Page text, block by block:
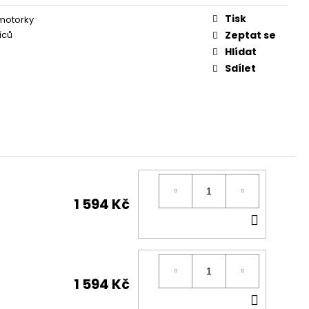
Tisk
Zeptat se
Hlídat
Sdílet
1 594 Kč
1 594 Kč